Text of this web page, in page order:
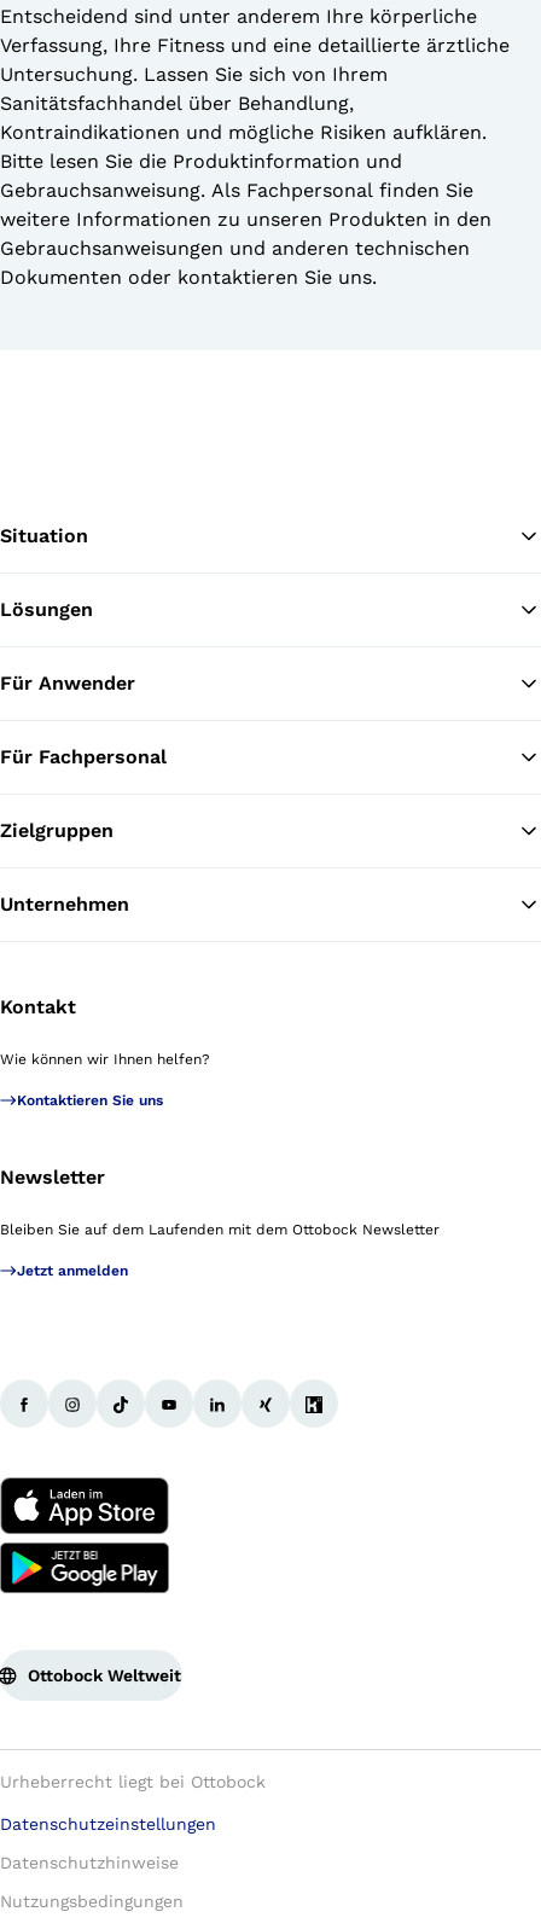
Entscheidend sind unter anderem Ihre körperliche
Verfassung, Ihre Fitness und eine detaillierte ärztliche
Untersuchung. Lassen Sie sich von Ihrem
Sanitätsfachhandel über Behandlung,
Kontraindikationen und mögliche Risiken aufklären.
Bitte lesen Sie die Produktinformation und
Gebrauchsanweisung. Als Fachpersonal finden Sie
weitere Informationen zu unseren Produkten in den
Gebrauchsanweisungen und anderen technischen
Dokumenten oder kontaktieren Sie uns.
Situation
Lösungen
Für Anwender
Für Fachpersonal
Zielgruppen
Unternehmen
Kontakt
Wie können wir Ihnen helfen?
Kontaktieren Sie uns
Newsletter
Bleiben Sie auf dem Laufenden mit dem Ottobock Newsletter
Jetzt anmelden
Ottobock Weltweit
Urheberrecht liegt bei Ottobock
Datenschutzeinstellungen
Datenschutzhinweise
Nutzungsbedingungen